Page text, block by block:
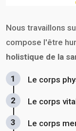
Nous travaillons
compose l'être
holistique de la
1 Le corps
2 Le corps
3 Le corps